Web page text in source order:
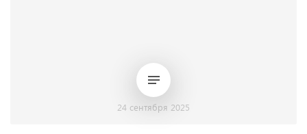
24 сентября 2025